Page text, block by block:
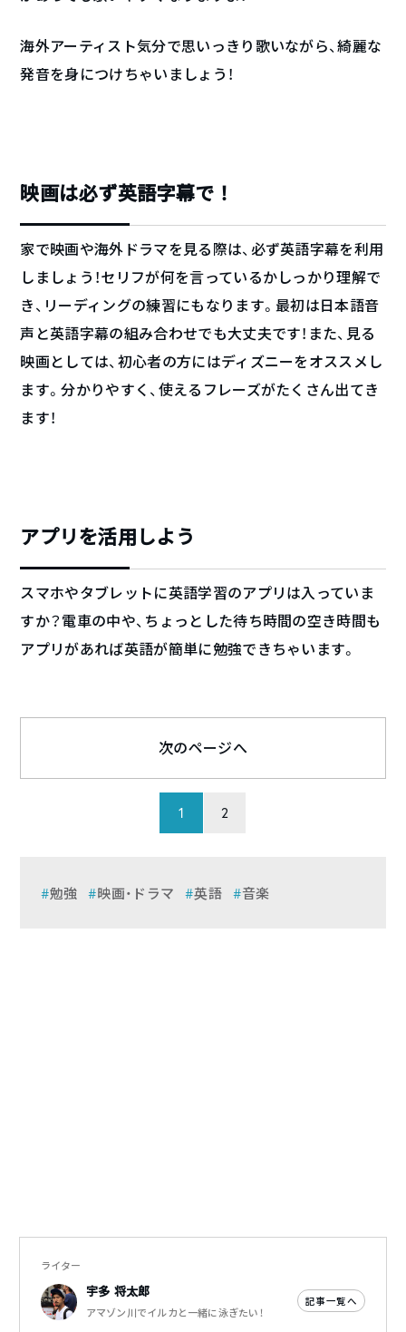
海外アーティスト気分で思いっきり歌いながら、綺麗な
発音を身につけちゃいましょう！
映画は必ず英語字幕で！
家で映画や海外ドラマを見る際は、必ず英語字幕を利用
しましょう！セリフが何を言っているかしっかり理解で
き、リーディングの練習にもなります。最初は日本語音
声と英語字幕の組み合わせでも大丈夫です！また、見る
映画としては、初心者の方にはディズニーをオススメし
ます。分かりやすく、使えるフレーズがたくさん出てき
ます！
アプリを活用しよう
スマホやタブレットに英語学習のアプリは入っていま
すか？電車の中や、ちょっとした待ち時間の空き時間も
アプリがあれば英語が簡単に勉強できちゃいます。
1 2
次のページへ
勉強 映画・ドラマ 英語 音楽
ライター
宇多 将太郎
アマゾン川でイルカと一緒に泳ぎたい！
記事一覧へ